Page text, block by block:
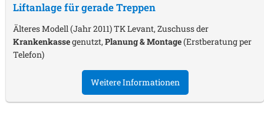
Liftanlage für gerade Treppen
Älteres Modell (Jahr 2011) TK Levant, Zuschuss der
Krankenkassegenutzt,Planung & Montage(Erstberatung per
Telefon)
Weitere Informationen